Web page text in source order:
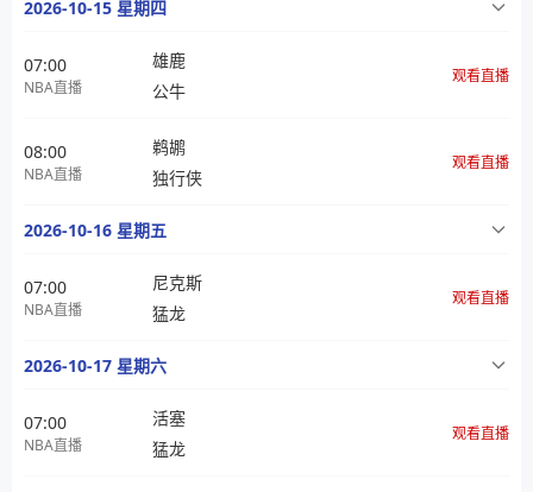
2026-10-15 星期四
07:00
NBA直播
雄鹿
公牛
观看直播
08:00
NBA直播
鹈鹕
独行侠
观看直播
2026-10-16 星期五
07:00
NBA直播
尼克斯
猛龙
观看直播
2026-10-17 星期六
07:00
NBA直播
活塞
猛龙
观看直播